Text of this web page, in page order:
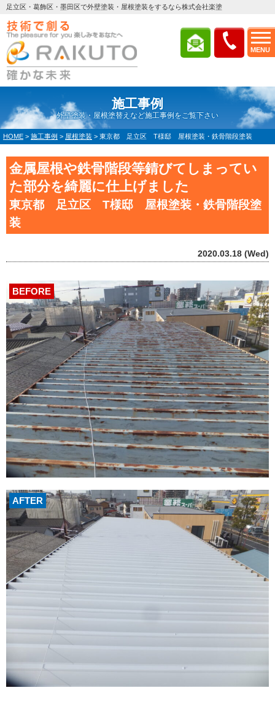
MENU
足立区・葛飾区・墨田区で外壁塗装・屋根塗装をするなら株式会社楽塗
施工事例
外壁塗装・屋根塗替えなど施工事例をご覧下さい
HOME > 施工事例 > 屋根塗装 > 東京都 足立区 T様邸 屋根塗装・鉄骨階段塗装
金属屋根や鉄骨階段等錆びてしまってい
た部分を綺麗に仕上げました
東京都 足立区 T様邸 屋根塗装・鉄骨階段塗
装
2020.03.18 (Wed)
AFTER
BEFORE